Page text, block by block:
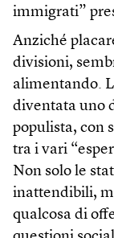
immigrati”
Anziché
divisioni,
alimentando.
diventata uno
populista, con
tra i vari
Non solo le
inattendibili,
qualcosa di